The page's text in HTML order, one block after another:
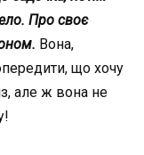
Про своє
Вона,
що хочу
але ж вона не